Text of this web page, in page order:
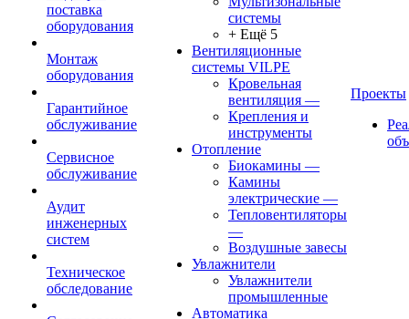
поставка
оборудования
Монтаж
оборудования
Гарантийное
обслуживание
Сервисное
обслуживание
Аудит
инженерных
систем
Техническое
обследование
системы
+ Ещё 5
Вентиляционные
системы VILPE
Кровельная
вентиляция —
Крепления и
инструменты
Отопление
Биокамины —
Камины
электрические —
Тепловентиляторы
—
Воздушные завесы
Увлажнители
Увлажнители
промышленные
Автоматика
Проекты